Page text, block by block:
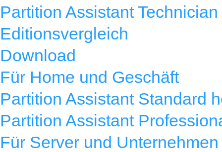
Partition Assistant Technician
Editionsvergleich
Download
Für Home und Geschäft
Partition Assistant Standard
Partition Assistant
Für Server und Unternehmen